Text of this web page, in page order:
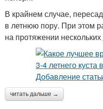
В крайнем случае,
в летнюю пору. При этом
на протяжении
читать дальше →